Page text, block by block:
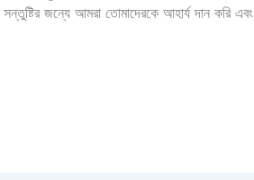
জন্যে আমরা তোমাদেরকে আহার্য দান করি এবং